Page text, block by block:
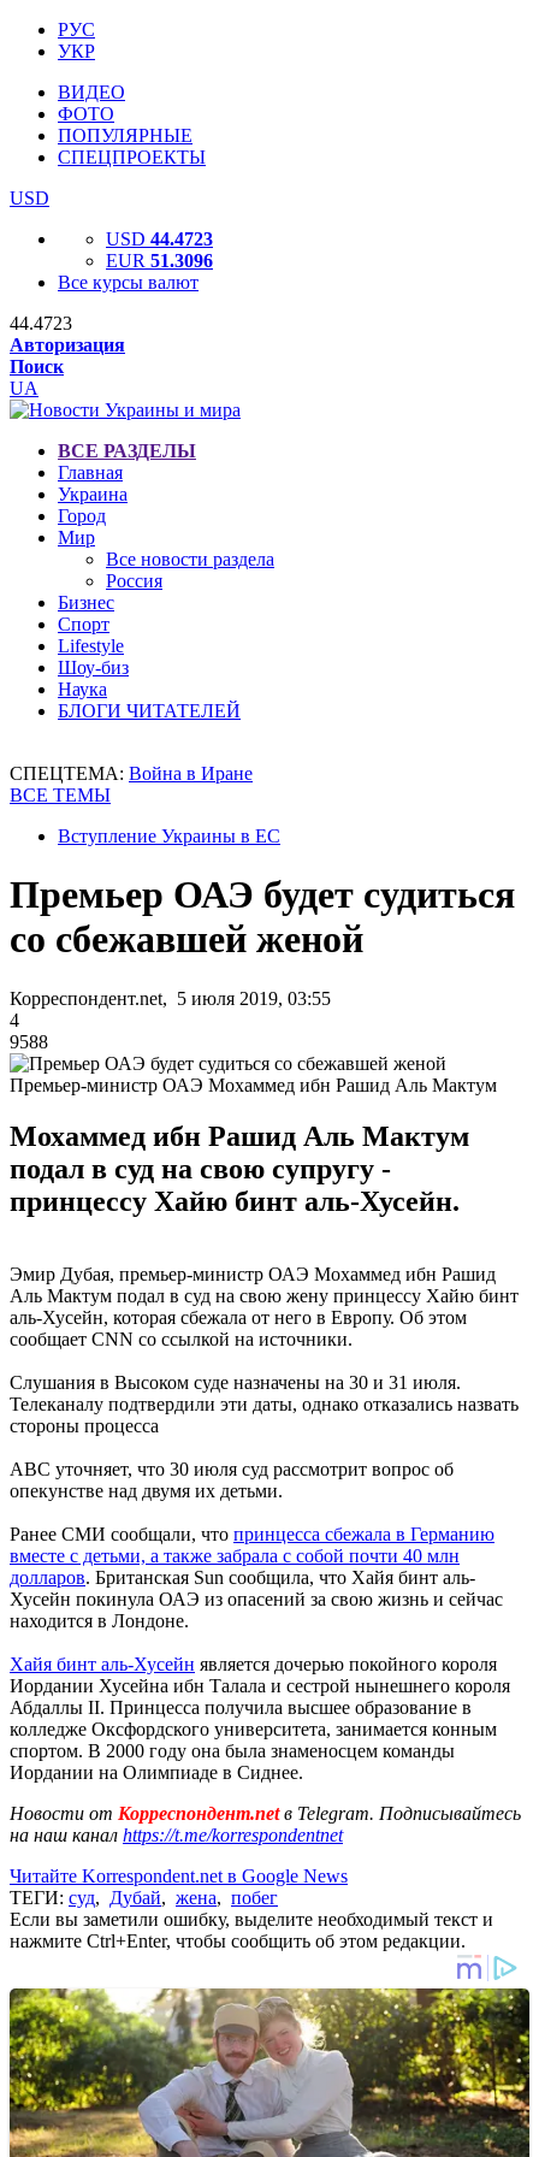
РУС
УКР
ВИДЕО
ФОТО
ПОПУЛЯРНЫЕ
СПЕЦПРОЕКТЫ
USD
USD 44.4723
EUR 51.3096
Все курсы валют
44.4723
Авторизация
Поиск
UA
ВСЕ РАЗДЕЛЫ
Главная
Украина
Город
Мир
Все новости раздела
Россия
Бизнес
Спорт
Lifestyle
Шоу-биз
Наука
БЛОГИ ЧИТАТЕЛЕЙ
СПЕЦТЕМА: Война в Иране
ВСЕ ТЕМЫ
Вступление Украины в ЕС
Премьер ОАЭ будет судиться
со сбежавшей женой
Корреспондент.net, 5 июля 2019, 03:55
4
9588
Премьер-министр ОАЭ Мохаммед ибн Рашид Аль Мактум
Мохаммед ибн Рашид Аль Мактум
подал в суд на свою супругу -
принцессу Хайю бинт аль-Хусейн.
Эмир Дубая, премьер-министр ОАЭ Мохаммед ибн Рашид
Аль Мактум подал в суд на свою жену принцессу Хайю бинт
аль-Хусейн, которая сбежала от него в Европу. Об этом
сообщает CNN со ссылкой на источники.
Слушания в Высоком суде назначены на 30 и 31 июля.
Телеканалу подтвердили эти даты, однако отказались назвать
стороны процесса
ABC уточняет, что 30 июля суд рассмотрит вопрос об
опекунстве над двумя их детьми.
Ранее СМИ сообщали, что принцесса сбежала в Германию
вместе с детьми, а также забрала с собой почти 40 млн
долларов. Британская Sun сообщила, что Хайя бинт аль-
Хусейн покинула ОАЭ из опасений за свою жизнь и сейчас
находится в Лондоне.
Хайя бинт аль-Хусейн является дочерью покойного короля
Иордании Хусейна ибн Талала и сестрой нынешнего короля
Абдаллы II. Принцесса получила высшее образование в
колледже Оксфордского университета, занимается конным
спортом. В 2000 году она была знаменосцем команды
Иордании на Олимпиаде в Сиднее.
Новости от Корреспондент.netв Telegram. Подписывайтесь
на наш канал https://t.me/korrespondentnet
Читайте Korrespondent.net в Google News
ТЕГИ: суд, Дубай, жена, побег
Если вы заметили ошибку, выделите необходимый текст и
нажмите Ctrl+Enter, чтобы сообщить об этом редакции.